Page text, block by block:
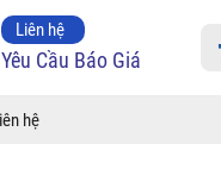
Liên hệ
Yêu Cầu Báo Giá
hệ